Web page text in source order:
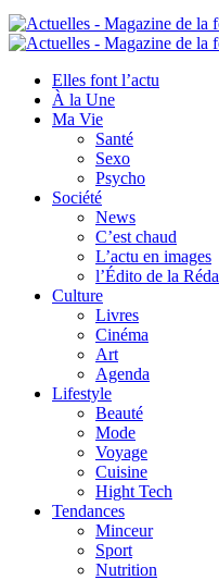
Elles font l’actu
À la Une
Ma Vie
Santé
Sexo
Psycho
Société
News
C’est chaud
L’actu en images
l’Édito de la
Culture
Livres
Cinéma
Art
Agenda
Lifestyle
Beauté
Mode
Voyage
Cuisine
Hight Tech
Tendances
Minceur
Sport
Nutrition